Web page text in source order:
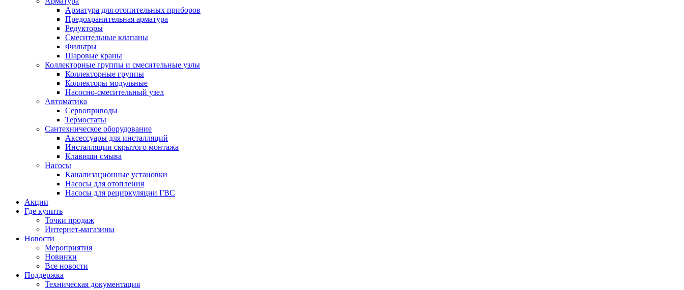
Арматура для отопительных приборов
Предохранительная арматура
Редукторы
Смесительные клапаны
Фильтры
Шаровые краны
Коллекторные группы и смесительные узлы
Коллекторные группы
Коллекторы модульные
Насосно-смесительный узел
Автоматика
Сервоприводы
Термостаты
Сантехническое оборудование
Аксессуары для инсталляций
Инсталляции скрытого монтажа
Клавиши смыва
Насосы
Канализационные установки
Насосы для отопления
Насосы для рециркуляции ГВС
Акции
Где купить
Точки продаж
Интернет-магазины
Новости
Мероприятия
Новинки
Все новости
Поддержка
Техническая документация